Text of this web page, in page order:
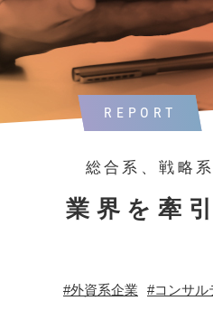
REPORT
総合系、戦略
業界を牽
外資系企業 コンサル